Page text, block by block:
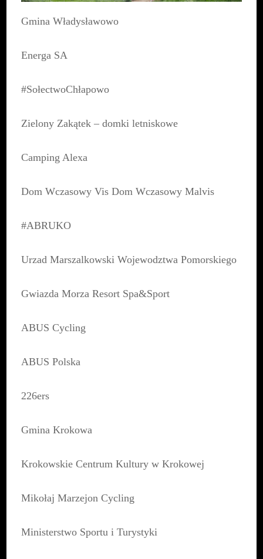
Gmina Władysławowo
Energa SA
#SołectwoChłapowo
Zielony Zakątek – domki letniskowe
Camping Alexa
Dom Wczasowy Vis Dom Wczasowy Malvis
#ABRUKO
Urzad Marszalkowski Wojewodztwa Pomorskiego
Gwiazda Morza Resort Spa&Sport
ABUS Cycling
ABUS Polska
226ers
Gmina Krokowa
Krokowskie Centrum Kultury w Krokowej
Mikołaj Marzejon Cycling
Ministerstwo Sportu i Turystyki